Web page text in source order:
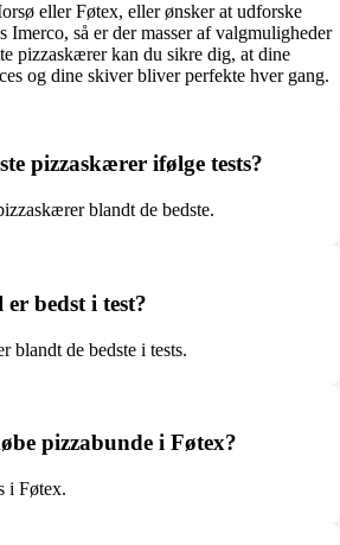
eller Føtex, eller ønsker at udforske
Imerco, så er der masser af valgmuligheder
pizzaskærer kan du sikre dig, at dine
og dine skiver bliver perfekte hver gang.
pizzaskærer ifølge tests?
blandt de bedste.
bedst i test?
blandt de bedste i tests.
pizzabunde i Føtex?
i Føtex.